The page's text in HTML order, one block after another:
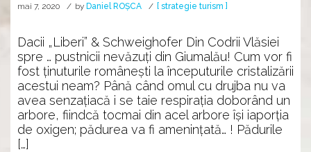
mai 7, 2020 by Daniel ROȘCA [ strategie turism ]
Dacii „Liberi” & Schweighofer Din Codrii Vlăsiei
spre … pustnicii nevăzuţi din Giumalău! Cum vor fi
fost ţinuturile româneşti la începuturile cristalizării
acestui neam? Până când omul cu drujba nu va
avea senzaţiacă i se taie respiraţia doborând un
arbore, fiindcă tocmai din acel arbore îşi iaporţia
de oxigen; pădurea va fi ameninţată… ! Pădurile
[…]